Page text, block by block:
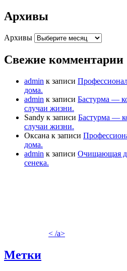
Архивы
Архивы
Свежие комментарии
admin к записи
дома.
admin к записи Бастурма —
случаи жизни.
Sandy к записи Бастурма —
случаи жизни.
Оксана к записи
дома.
admin к записи Очищающая
сенека.
< /a>
Метки